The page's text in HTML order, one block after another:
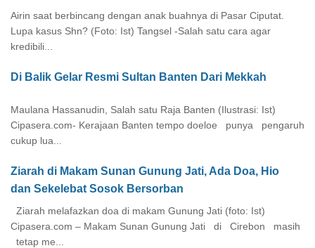
Airin saat berbincang dengan anak buahnya di Pasar Ciputat.
Lupa kasus Shn? (Foto: Ist) Tangsel -Salah satu cara agar
kredibili...
Di Balik Gelar Resmi Sultan Banten Dari Mekkah
Maulana Hassanudin, Salah satu Raja Banten (Ilustrasi: Ist)
Cipasera.com- Kerajaan Banten tempo doeloe punya pengaruh
cukup lua...
Ziarah di Makam Sunan Gunung Jati, Ada Doa, Hio
dan Sekelebat Sosok Bersorban
Ziarah melafazkan doa di makam Gunung Jati (foto: Ist)
Cipasera.com – Makam Sunan Gunung Jati di Cirebon masih
tetap me...